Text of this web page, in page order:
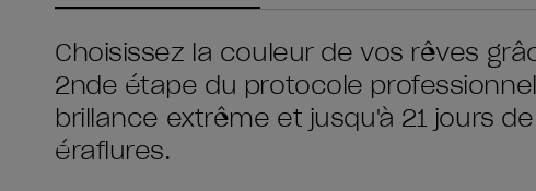
Choisissez la couleur de vos rêves
2nde étape du protocole
brillance extrême et jusqu'à 21 jours
éraflures.